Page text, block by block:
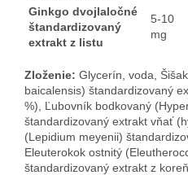
Ginkgo dvojlaločné
štandardizovaný
extrakt z listu
5-10
mg
Zloženie: Glycerín, voda,
baicalensis) štandardizovaný
%), Ľubovník bodkovaný
štandardizovaný extrakt vňať
(Lepidium meyenii)
Eleuterokok ostnitý
štandardizovaný extrakt z